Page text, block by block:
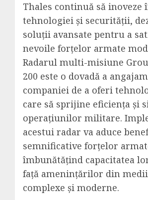
Thales continuă să inoveze
tehnologiei și securității,
soluții avansate pentru a
nevoile forțelor armate
Radarul multi-misiune
200 este o dovadă a
companiei de a oferi
care să sprijine eficiența și
operațiunilor militare.
acestui radar va aduce
semnificative forțelor
îmbunătățind capacitatea
față amenințărilor din
complexe și moderne.